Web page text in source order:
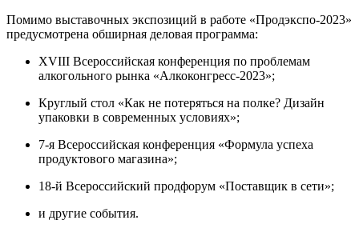
Помимо выставочных экспозиций в работе «Продэкспо-2023»
предусмотрена обширная деловая программа:
XVIII Всероссийская конференция по проблемам
алкогольного рынка «Алкоконгресс-2023»;
Круглый стол «Как не потеряться на полке? Дизайн
упаковки в современных условиях»;
7-я Всероссийская конференция «Формула успеха
продуктового магазина»;
18-й Всероссийский продфорум «Поставщик в сети»;
и другие события.